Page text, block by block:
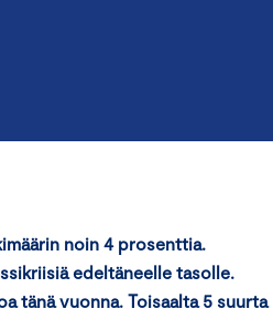
noin 4 prosenttia.
edeltäneelle tasolle.
tänä vuonna. Toisaalta 5 suurta